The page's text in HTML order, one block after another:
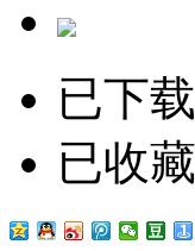
已下
已收